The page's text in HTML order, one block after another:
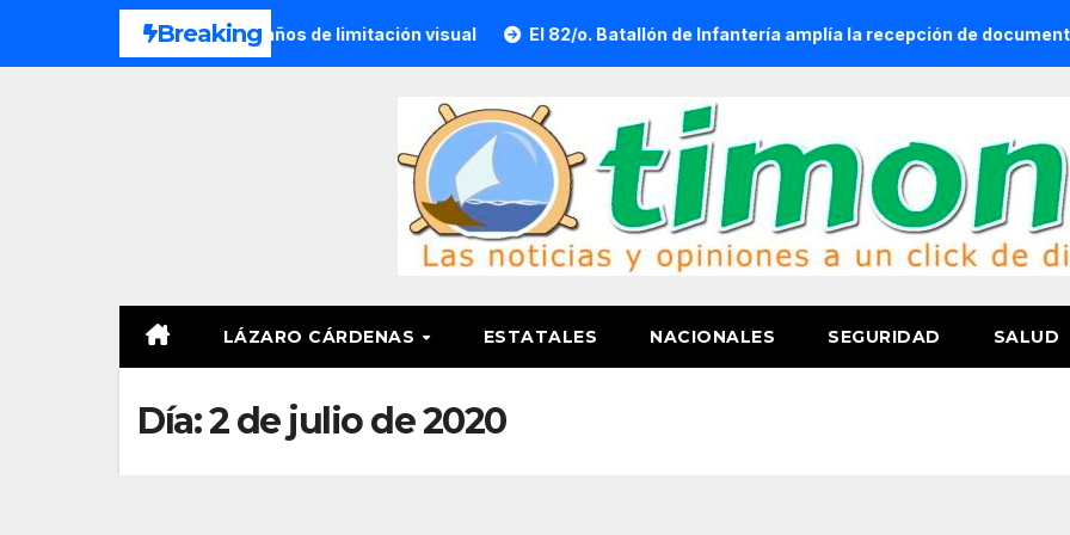
Breaking
congénita tras 23 años de limitación visual El 82/o. Batallón de Infantería amplía la recepción de documentos para
LÁZARO CÁRDENAS ESTATALES NACIONALES SEGURIDAD SALUD
Día:2 de julio de 2020